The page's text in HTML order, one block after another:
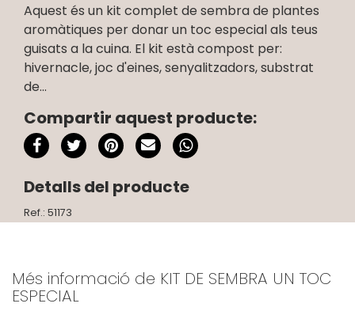
Aquest és un kit complet de sembra de plantes
aromàtiques per donar un toc especial als teus
guisats a la cuina. El kit està compost per:
hivernacle, joc d'eines, senyalitzadors, substrat
de...
Compartir aquest producte:
Detalls del producte
Ref.: 51173
Més informació de KIT DE SEMBRA UN TOC
ESPECIAL